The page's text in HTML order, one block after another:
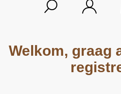
Welkom, graag